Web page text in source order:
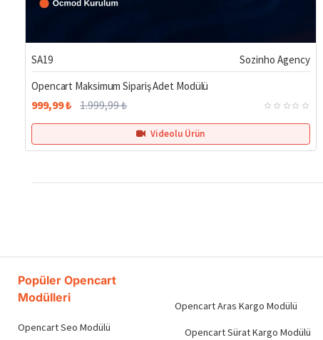
SA19
Sozinho Agency
Opencart Maksimum Sipariş Adet Modülü
999,99 ₺ 1.999,99 ₺
Videolu Ürün
Popüler Opencart
Modülleri
Opencart Seo Modülü
Opencart Aras Kargo Modülü
Opencart Sürat Kargo Modülü